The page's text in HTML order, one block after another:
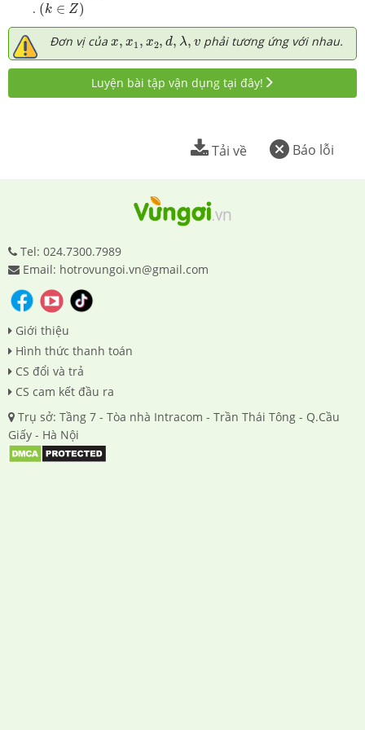
. (k ∈ Z)
Đơn vị của x, x1 , x2, d, λ, v
x x1 x2 d,λ v phải tương ứng với nhau.
Luyện bài tập vận dụng tại đây!
Báo lỗi
Tải về
Tel: 024.7300.7989
Email: hotrovungoi.vn@gmail.com
Giới thiệu
Hình thức thanh toán
CS đổi và trả
CS cam kết đầu ra
Trụ sở: Tầng 7 - Tòa nhà Intracom - Trần Thái Tông - Q.Cầu
Giấy - Hà Nội